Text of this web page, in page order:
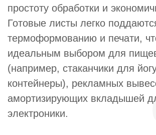
простоту обработки и
Готовые листы легко
термоформованию и печати,
идеальным выбором для
(например, стаканчики для
контейнеры), рекламных
амортизирующих вкладышей
электроники.